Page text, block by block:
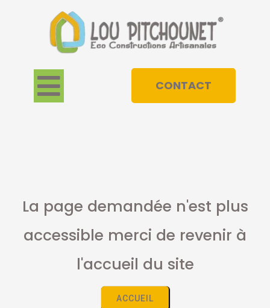
CONTACT
La page demandée n'est plus
accessible merci de revenir à
l'accueil du site
ACCUEIL